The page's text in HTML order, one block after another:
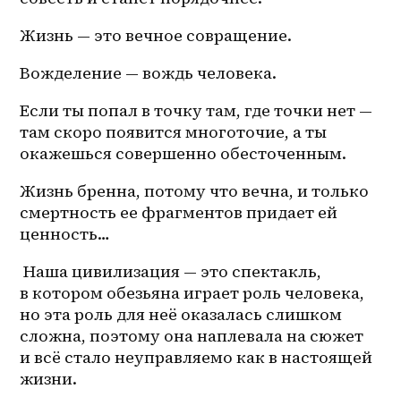
Жизнь — это вечное совращение.
Вожделение — вождь человека.
Если ты попал в точку там, где точки нет —
там скоро появится многоточие, а ты
окажешься совершенно обесточенным.
Жизнь бренна, потому что вечна, и только
смертность ее фрагментов придает ей
ценность…
Наша цивилизация — это спектакль,
в котором обезьяна играет роль человека,
но эта роль для неё оказалась слишком
сложна, поэтому она наплевала на сюжет
и всё стало неуправляемо как в настоящей
жизни.